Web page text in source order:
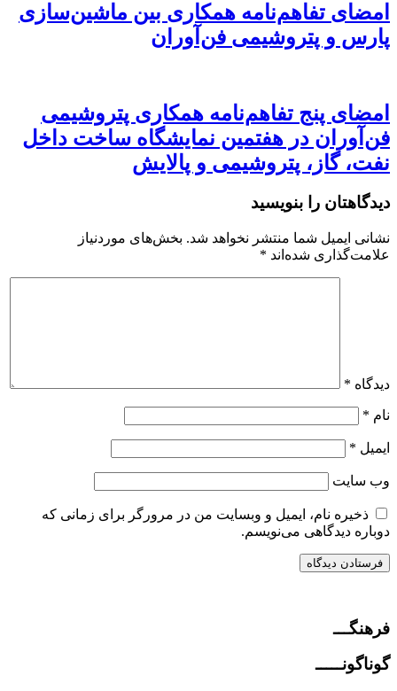
امضای تفاهم‌نامه همکاری بین ماشین‌سازی
پارس و پتروشیمی فن‌آوران
امضای پنج تفاهم‌نامه همکاری پتروشیمی
فن‌آوران در هفتمین نمایشگاه ساخت داخل
نفت، گاز، پتروشیمی و پالایش
دیدگاهتان را بنویسید
نشانی ایمیل شما منتشر نخواهد شد. بخش‌های موردنیاز
علامت‌گذاری شده‌اند *
دیدگاه *
نام *
ایمیل *
وب‌ سایت
ذخیره نام، ایمیل و وبسایت من در مرورگر برای زمانی که
دوباره دیدگاهی می‌نویسم.
فرهنگـــ
گوناگونـــــ